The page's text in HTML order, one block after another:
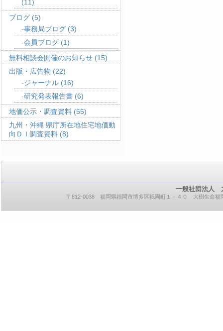
(11)
ブログ (5)
事務局ブログ (3)
会員ブログ (1)
無料相談会開催のお知らせ (15)
出版・広告物 (22)
ジャーナル (16)
研究発表報告書 (6)
地価公示・調査資料 (55)
九州・沖縄 県庁所在地住宅地価動
向ＤＩ調査資料 (8)
一般社団法人
〒812-0038 福岡県福岡市博多区祇園町１－４０ 大樹生命